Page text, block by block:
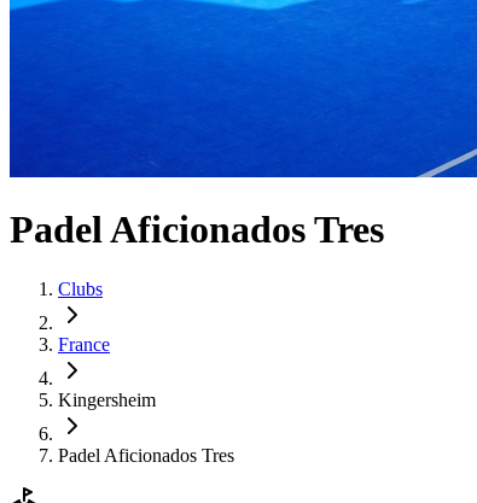
Padel Aficionados Tres
Clubs
France
Kingersheim
Padel Aficionados Tres